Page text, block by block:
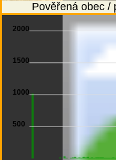
Pověřená obec /
500
1000
1500
2000